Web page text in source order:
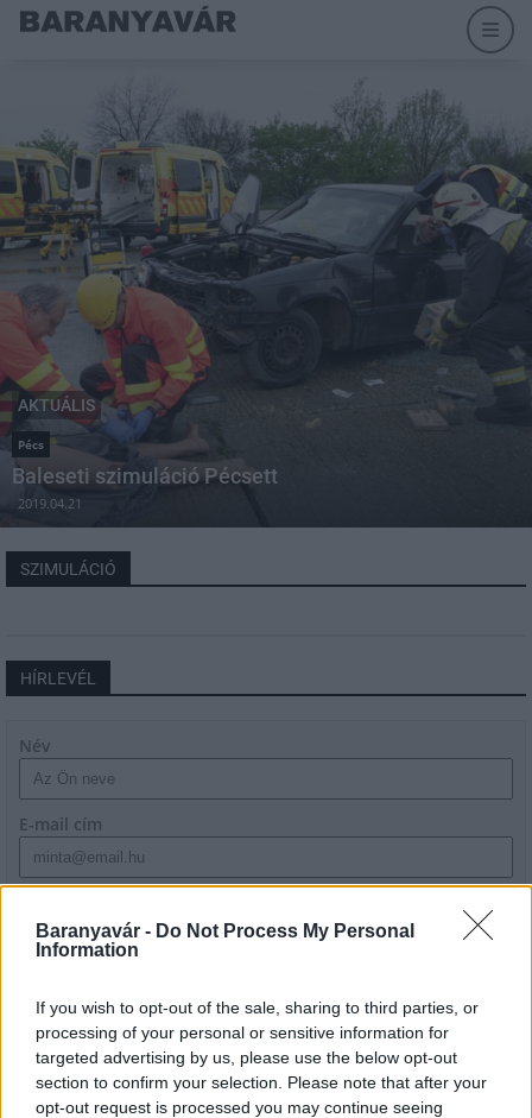
Baranyavár - Do Not Process My Personal
Information
If you wish to opt-out of the sale, sharing to third parties, or
processing of your personal or sensitive information for
targeted advertising by us, please use the below opt-out
section to confirm your selection. Please note that after your
opt-out request is processed you may continue seeing
AKTUÁLIS
Pécs
Baleseti szimuláció Pécsett
2019.04.21
SZIMULÁCIÓ
HÍRLEVÉL
Név
E-mail cím
szabályzatot!
HÍRDETÉS